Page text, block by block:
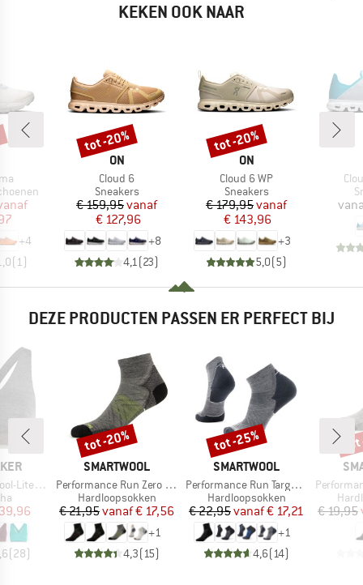
KEKEN OOK NAAR
prijs
+4
( 1)
MERK
ON
Artikel
Cloud 6
Productgroep
Sneakers
Prijs
€ 159,95Verlaagde prijs
vanaf
€ 127,96
+8
4,1(23)
Korting
tot -20%
MERK
ON
Artikel
Cloud 6 WP
Productgroep
Sneakers
Prijs
€ 179,95Verlaagde prijs
vanaf
€ 143,96
+3
5,0(5)
Korting
tot -20%
DEZE PRODUCTEN PASSEN ER PERFECT BIJ
Bra
prijs
(28)
MERK
SMARTWOOL
Artikel
Performance Run Zero Cushion Ankle
Productgroep
Hardloopsokken
Prijs
€ 21,95 Verlaagde prijs
vanaf€ 17,56
+1
4,3(15)
Korting
tot -20%
MERK
SMARTWOOL
Artikel
Performance Run Targeted Cushion Ankle
Productgroep
Hardloopsokken
Prijs
€ 22,95 Verlaagde prijs
vanaf€ 17,21
+1
4,6(14)
Korting
tot -25%
Artikel
Performance
€ 19,95